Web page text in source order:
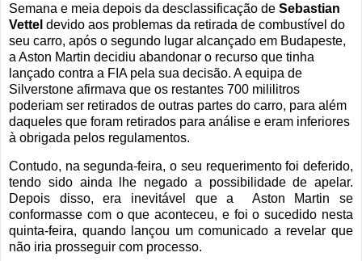
Semana e meia depois da desclassificação de Sebastian
Vettel devido aos problemas da retirada de combustível do
seu carro, após o segundo lugar alcançado em Budapeste,
a Aston Martin decidiu abandonar o recurso que tinha
lançado contra a FIA pela sua decisão. A equipa de
Silverstone afirmava que os restantes 700 mililitros
poderiam ser retirados de outras partes do carro, para além
daqueles que foram retirados para análise e eram inferiores
à obrigada pelos regulamentos.
Contudo, na segunda-feira, o seu requerimento foi deferido,
tendo sido ainda lhe negado a possibilidade de apelar.
Depois disso, era inevitável que a Aston Martin se
conformasse com o que aconteceu, e foi o sucedido nesta
quinta-feira, quando lançou um comunicado a revelar que
não iria prosseguir com processo.